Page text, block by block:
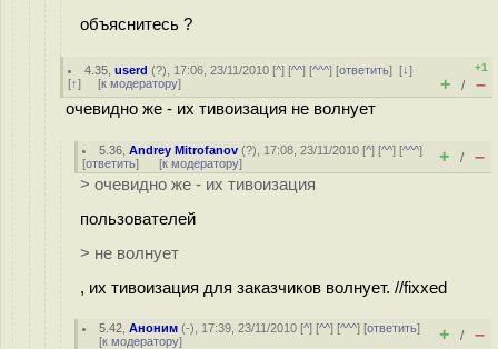
объяснитесь ?
4.35 ,userd (?), 17:06, 23/11/2010 [^] [^^] [^^^] [ответить][↓]
[↑] [к модератору]
+1
+ / –
очевидно же - их тивоизация не волнует
5.36 ,Andrey Mitrofanov (?), 17:08, 23/11/2010 [^] [^^] [^^^]
[ответить] [к модератору] + / –
> очевидно же - их тивоизация
пользователей
> не волнует
, их тивоизация для заказчиков волнует. //fixxed
5.42 ,Аноним (-), 17:39, 23/11/2010 [^] [^^] [^^^] [ответить]
[к модератору] + / –